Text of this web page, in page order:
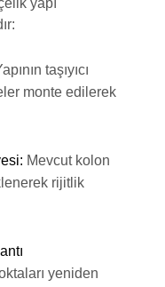
yapı
taşıyıcı
monte edilerek
Mevcut kolon
rijitlik
yeniden